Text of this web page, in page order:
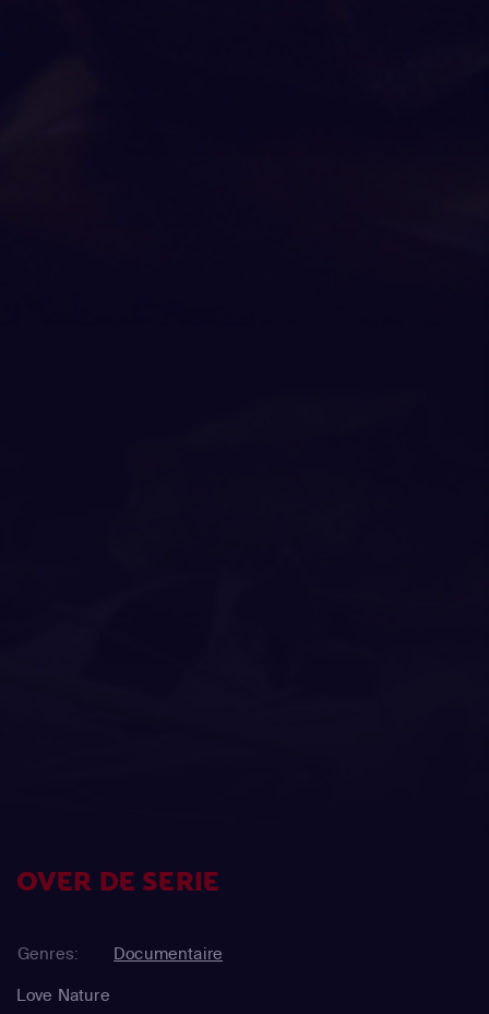
OVER DE SERIE
Genres:
Documentaire
Love Nature